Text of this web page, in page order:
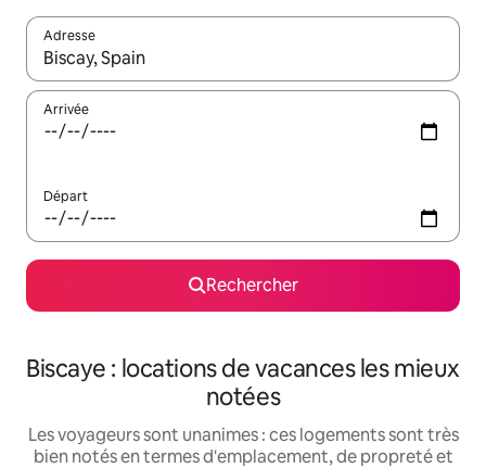
Adresse
Lorsque les résultats s'affichent, utilisez les flèches vers le
Arrivée
Départ
Rechercher
Biscaye : locations de vacances les mieux
notées
Les voyageurs sont unanimes : ces logements sont très
bien notés en termes d'emplacement, de propreté et